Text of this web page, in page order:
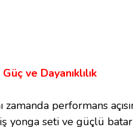
ve Dayanıklılık
performans
yonga seti ve güçlü